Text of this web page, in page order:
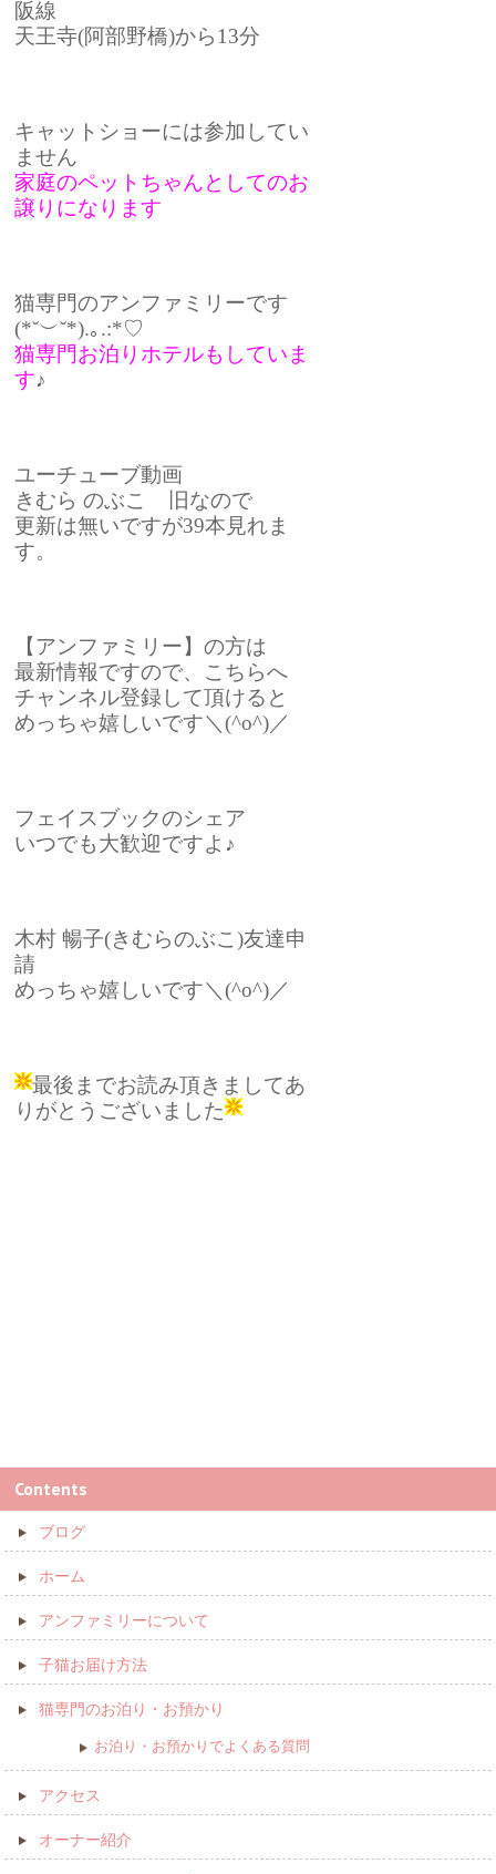
阪線
天王寺(阿部野橋)から13分
キャットショーには参加してい
ません
家庭のペットちゃんとしてのお
譲りになります
猫専門のアンファミリーです
(*˘︶˘*).｡.:*♡
猫専門お泊りホテルもしていま
す♪
ユーチューブ動画
きむら のぶこ 旧なので
更新は無いですが39本見れま
す。
【アンファミリー】の方は
最新情報ですので、こちらへ
チャンネル登録して頂けると
めっちゃ嬉しいです＼(^o^)／
フェイスブックのシェア
いつでも大歓迎ですよ♪
木村 暢子(きむらのぶこ)友達申
請
めっちゃ嬉しいです＼(^o^)／
最後までお読み頂きましてあ
りがとうございました
Contents
ブログ
ホーム
アンファミリーについて
子猫お届け方法
猫専門のお泊り・お預かり
お泊り・お預かりでよくある質問
アクセス
オーナー紹介